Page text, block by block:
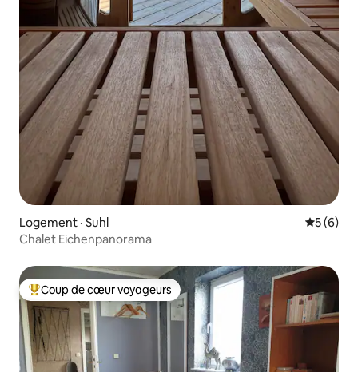
Logement · Suhl Note
5 (6)
Chalet Eichenpanorama
Coup de cœur voyageurs parmi les plus aimés
Coup de cœur voyageurs